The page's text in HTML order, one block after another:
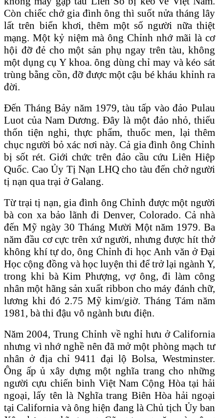
Còn chiếc chở gia đình ông thì suốt nửa tháng lây
lất trên biển khơi, thêm một số người nữa thiệt
mạng. Một kỷ niệm mà ông Chỉnh nhớ mãi là cơ
hội đỡ đẻ cho một sản phụ ngay trên tàu, không
một dụng cụ Y khoa. ông dùng chỉ may và kéo sát
trùng bằng cồn, đỡ được một cậu bé kháu khỉnh ra
đời.
Đến Tháng Bảy năm 1979, tàu tấp vào đảo Pulau
Luot của Nam Dương. Đây là một đảo nhỏ, thiếu
thốn tiện nghi, thực phẩm, thuốc men, lại thêm
chục người bỏ xác nơi này. Cả gia đình ông Chỉnh
bị sốt rét. Giới chức trên đảo cầu cứu Liên Hiệp
Quốc. Cao Ủy Tị Nạn LHQ cho tàu đến chở người
tị nạn qua trại ở Galang.
Từ trại tị nạn, gia đình ông Chỉnh được một người
bà con xa bảo lãnh đi Denver, Colorado. Cả nhà
đến Mỹ ngày 30 Tháng Mười Một năm 1979. Ba
năm đầu cơ cực trên xứ người, nhưng được hít thở
không khí tự do, ông Chỉnh đi học Anh văn ở Đại
Học cộng đồng và học luyện thi để trở lại ngành Y,
trong khi bà Kim Phượng, vợ ông, đi làm công
nhân một hãng sản xuất ribbon cho máy đánh chữ,
lương khi đó 2.75 Mỹ kim/giờ. Tháng Tám năm
1981, bà thi đậu vô ngành bưu điện.
Năm 2004, Trung Chỉnh về nghỉ hưu ở California
nhưng vì nhớ nghề nên đã mở một phòng mạch tư
nhân ở địa chỉ 9411 đại lộ Bolsa, Westminster.
Ông ấp ủ xây dựng một nghĩa trang cho những
người cựu chiến binh Việt Nam Cộng Hòa tại hải
ngoại, lấy tên là Nghĩa trang Biên Hòa hải ngoại
tại California và ông hiện đang là Chủ tịch Ủy ban